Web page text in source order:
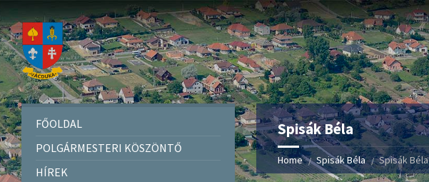
Spisák Béla
Home Spisák Béla Spisák Béla
FŐOLDAL
POLGÁRMESTERI KÖSZÖNTŐ
HÍREK